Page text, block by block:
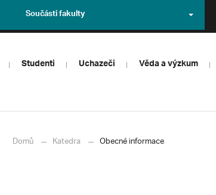
Součásti fakulty
Studenti Uchazeči Věda a výzkum
Domů Katedra Obecné informace